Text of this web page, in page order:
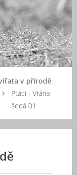
v přírodě
Ptáci - Vrána
šedá 01